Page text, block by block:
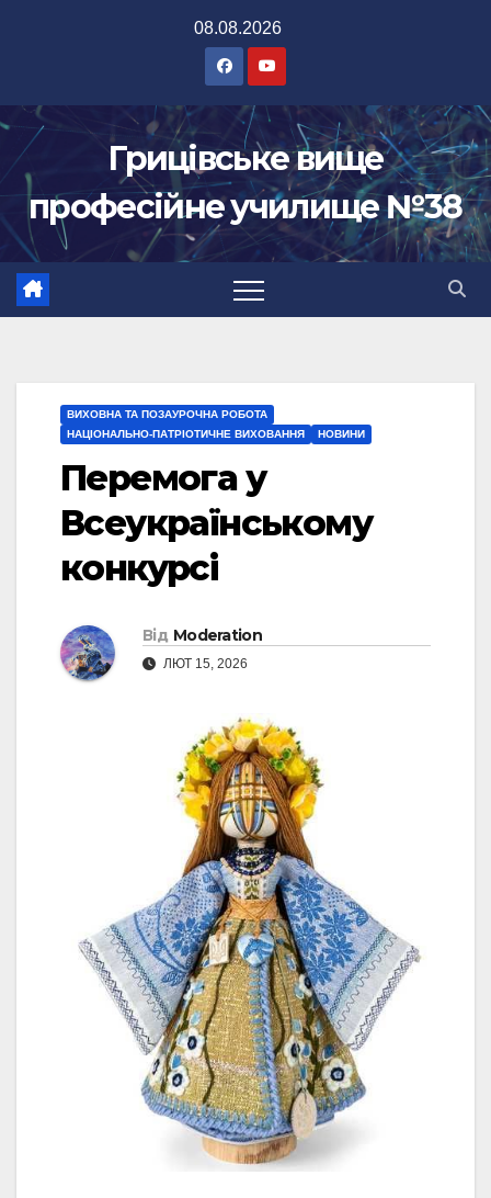
08.08.2026
Грицівське вище
професійне училище №38
ВИХОВНА ТА ПОЗАУРОЧНА РОБОТА
НАЦІОНАЛЬНО-ПАТРІОТИЧНЕ ВИХОВАННЯ
НОВИНИ
Перемога у
Всеукраїнському
конкурсі
Від Moderation
ЛЮТ 15, 2026